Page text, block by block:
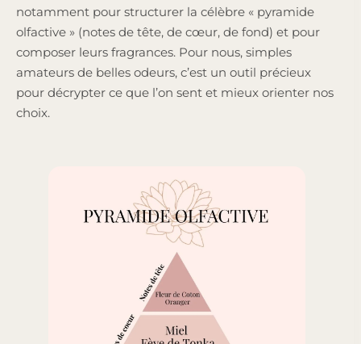
notamment pour structurer la célèbre « pyramide
olfactive » (notes de tête, de cœur, de fond) et pour
composer leurs fragrances. Pour nous, simples
amateurs de belles odeurs, c’est un outil précieux
pour décrypter ce que l’on sent et mieux orienter nos
choix.